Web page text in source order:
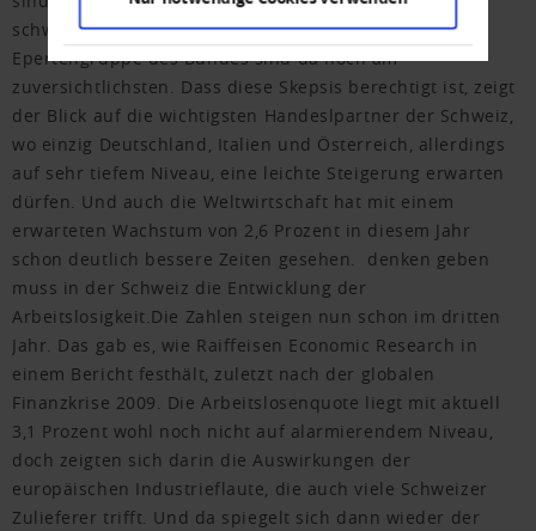
schwieriges jahr werden. Das KOF Institut und die
Epertengruppe des Bundes sind da noch am
zuversichtlichsten. Dass diese Skepsis berechtigt ist, zeigt
der Blick auf die wichtigsten Handeslpartner der Schweiz,
wo einzig Deutschland, Italien und Österreich, allerdings
auf sehr tiefem Niveau, eine leichte Steigerung erwarten
dürfen. Und auch die Weltwirtschaft hat mit einem
erwarteten Wachstum von 2,6 Prozent in diesem Jahr
schon deutlich bessere Zeiten gesehen. denken geben
muss in der Schweiz die Entwicklung der
Arbeitslosigkeit.Die Zahlen steigen nun schon im dritten
Jahr. Das gab es, wie Raiffeisen Economic Research in
einem Bericht festhält, zuletzt nach der globalen
Finanzkrise 2009. Die Arbeitslosenquote liegt mit aktuell
3,1 Prozent wohl noch nicht auf alarmierendem Niveau,
doch zeigten sich darin die Auswirkungen der
europäischen Industrieflaute, die auch viele Schweizer
Zulieferer trifft. Und da spiegelt sich dann wieder der